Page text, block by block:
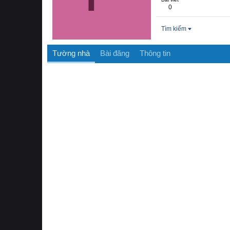
0
Tìm kiếm
Tường nhà Bài đăng Thông tin